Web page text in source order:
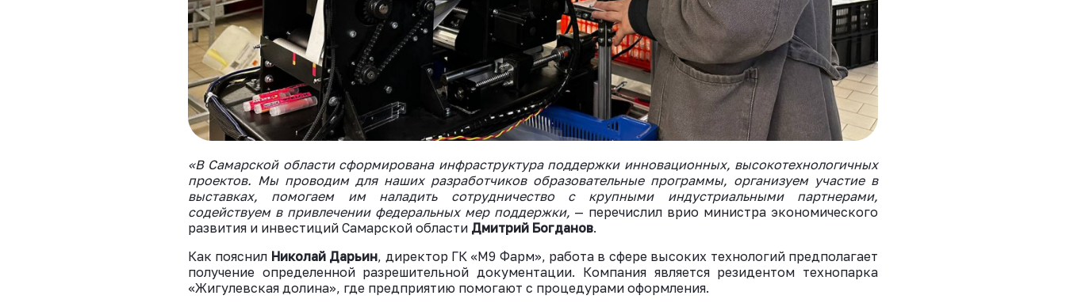
«В Самарской области сформирована инфраструктура поддержки инновационных, высокотехнологичных
проектов. Мы проводим для наших разработчиков образовательные программы, организуем участие в
выставках, помогаем им наладить сотрудничество с крупными индустриальными партнерами,
содействуем в привлечении федеральных мер поддержки, — перечислил врио министра экономического
развития и инвестиций Самарской области Дмитрий Богданов.
Как пояснил Николай Дарьин, директор ГК «М9 Фарм», работа в сфере высоких технологий предполагает
получение определенной разрешительной документации. Компания является резидентом технопарка
«Жигулевская долина», где предприятию помогают с процедурами оформления.